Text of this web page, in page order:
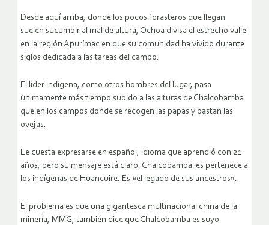
Desde aquí arriba, donde los pocos forasteros que llegan
suelen sucumbir al mal de altura, Ochoa divisa el estrecho valle
en la región Apurímac en que su comunidad ha vivido durante
siglos dedicada a las tareas del campo.
El líder indígena, como otros hombres del lugar, pasa
últimamente más tiempo subido a las alturas de Chalcobamba
que en los campos donde se recogen las papas y pastan las
ovejas.
Le cuesta expresarse en español, idioma que aprendió con 21
años, pero su mensaje está claro. Chalcobamba les pertenece a
los indígenas de Huancuire. Es «el legado de sus ancestros».
El problema es que una gigantesca multinacional china de la
minería, MMG, también dice que Chalcobamba es suyo.